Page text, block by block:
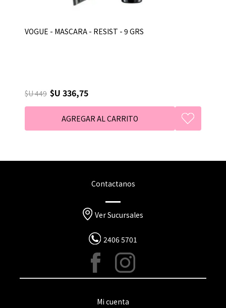
VOGUE - MASCARA - RESIST - 9 GRS
$U 449 $U 336,75
Contactanos
Ver Sucursales
2406 5701
Mi cuenta